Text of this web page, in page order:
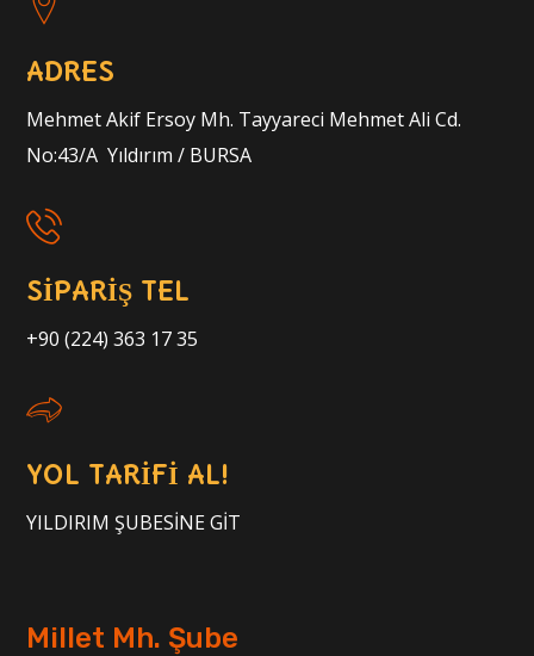
ADRES
Mehmet Akif Ersoy Mh. Tayyareci Mehmet Ali Cd.
No:43/A Yıldırım / BURSA
SİPARİŞ TEL
+90 (224) 363 17 35
YOL TARİFİ AL!
YILDIRIM ŞUBESİNE GİT
Millet Mh. Şube